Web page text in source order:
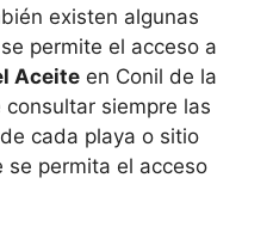
existen algunas
permite el acceso a
Aceite en Conil de la
siempre las
cada playa o sitio
se permita el acceso